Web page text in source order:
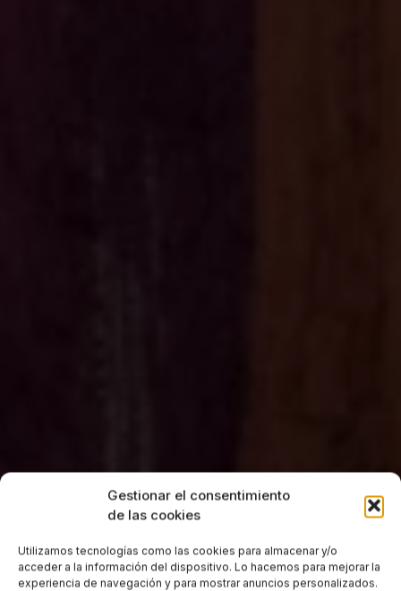
Gestionar el consentimiento
de las cookies
Utilizamos tecnologías como las cookies para almacenar y/o
acceder a la información del dispositivo. Lo hacemos para mejorar la
experiencia de navegación y para mostrar anuncios personalizados.